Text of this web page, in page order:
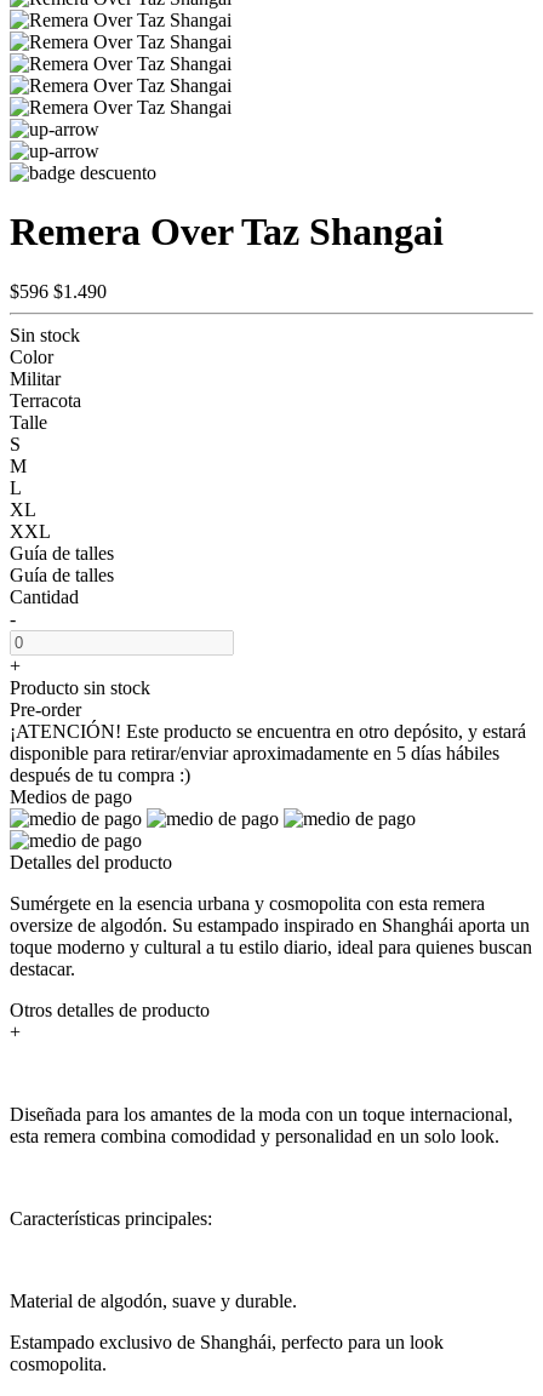
Remera Over Taz Shangai
$596 $1.490
Sin stock
Color
Militar
Terracota
Talle
S
M
L
XL
XXL
Guía de talles
Guía de talles
Cantidad
-
+
Producto sin stock
Pre-order
¡ATENCIÓN! Este producto se encuentra en otro depósito, y estará
disponible para retirar/enviar aproximadamente en 5 días hábiles
después de tu compra :)
Medios de pago
Detalles del producto
Sumérgete en la esencia urbana y cosmopolita con esta remera
oversize de algodón. Su estampado inspirado en Shanghái aporta un
toque moderno y cultural a tu estilo diario, ideal para quienes buscan
destacar.
Otros detalles de producto
+
Diseñada para los amantes de la moda con un toque internacional,
esta remera combina comodidad y personalidad en un solo look.
Características principales:
Material de algodón, suave y durable.
Estampado exclusivo de Shanghái, perfecto para un look
cosmopolita.